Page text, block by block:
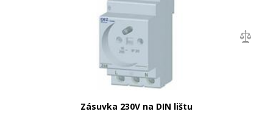
Zásuvka 230V na DIN lištu